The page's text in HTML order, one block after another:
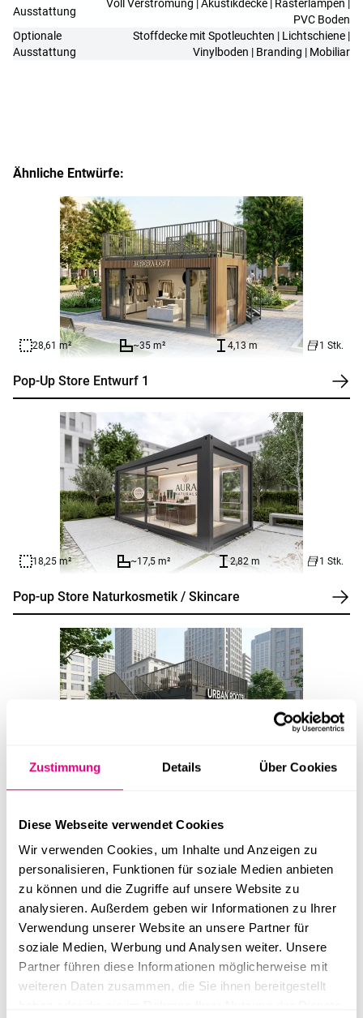
Zustimmung Details Über Cookies
Diese Webseite verwendet Cookies
Wir verwenden Cookies, um Inhalte und Anzeigen zu
personalisieren, Funktionen für soziale Medien anbieten
zu können und die Zugriffe auf unsere Website zu
analysieren. Außerdem geben wir Informationen zu Ihrer
Verwendung unserer Website an unsere Partner für
soziale Medien, Werbung und Analysen weiter. Unsere
Partner führen diese Informationen möglicherweise mit
weiteren Daten zusammen, die Sie ihnen bereitgestellt
Ausstattung
Voll Verstromung | Akustikdecke | Rasterlampen |
PVC Boden
Optionale
Ausstattung
Stoffdecke mit Spotleuchten | Lichtschiene |
Vinylboden | Branding | Mobiliar
Ähnliche Entwürfe:
28,61 m² ~35 m² 4,13 m 1 Stk.
Pop-Up Store Entwurf 1
18,25 m² ~17,5 m² 2,82 m 1 Stk.
Pop-up Store Naturkosmetik / Skincare
73,89 m² ~70 m² 2,82 m 4 Stk.